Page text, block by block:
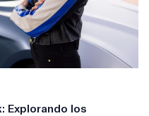
Explorando los